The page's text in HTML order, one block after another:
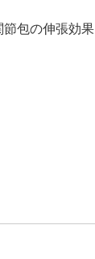
包の伸張効果